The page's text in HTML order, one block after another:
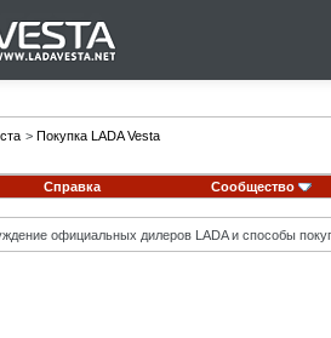
> Покупка LADA Vesta
Справка Сообщество
официальных дилеров LADA и способы